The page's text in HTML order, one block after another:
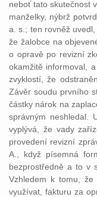
neboť tato skutečnost
manželky, nýbrž
a. s.; ten rovněž
že žalobce na
o opravě po revizní
okamžitě informoval,
zvyklostí, že
Závěr soudu prvního
částky nárok na
správným neshledal.
vyplývá, že vady
provedení revizní
A., když písemná
bezprostředně a to v
Vzhledem k tomu,
využívat, fakturu za